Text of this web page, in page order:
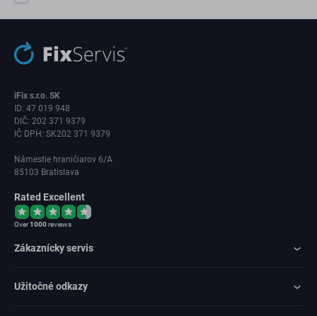
iFix s.r.o. SK
ID: 47 019 948
DIČ: 202 371 9379
IČ DPH: SK202 371 9379
Námestie hraničiarov 6/A
85103 Bratislava
Rated Excellent
Over1000reviews
Zákaznícky servis
Užitočné odkazy